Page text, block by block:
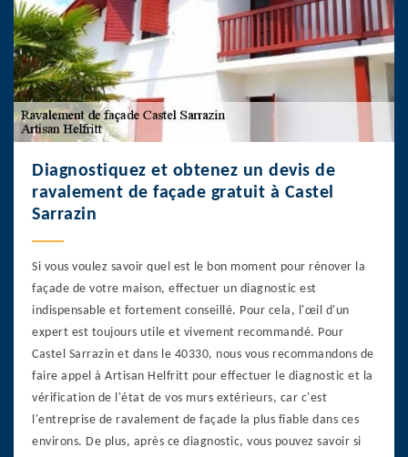
Diagnostiquez et obtenez un devis de
ravalement de façade gratuit à Castel
Sarrazin
Si vous voulez savoir quel est le bon moment pour rénover la
façade de votre maison, effectuer un diagnostic est
indispensable et fortement conseillé. Pour cela, l'œil d'un
expert est toujours utile et vivement recommandé. Pour
Castel Sarrazin et dans le 40330, nous vous recommandons de
faire appel à Artisan Helfritt pour effectuer le diagnostic et la
vérification de l'état de vos murs extérieurs, car c'est
l'entreprise de ravalement de façade la plus fiable dans ces
environs. De plus, après ce diagnostic, vous pouvez savoir si